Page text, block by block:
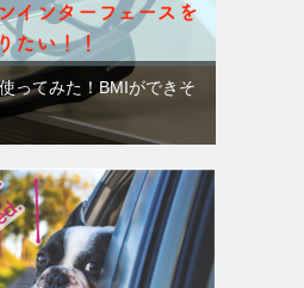
ってみた！BMIができそ